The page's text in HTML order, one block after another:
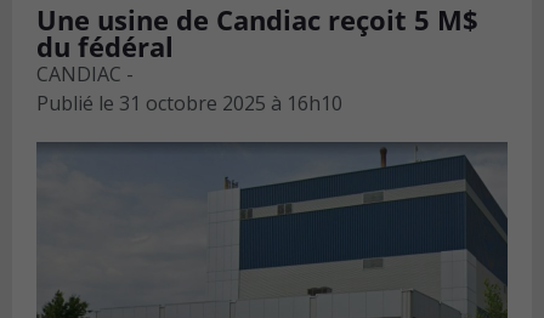
Une usine de Candiac reçoit 5 M$
du fédéral
CANDIAC -
Publié le 31 octobre 2025 à 16h10